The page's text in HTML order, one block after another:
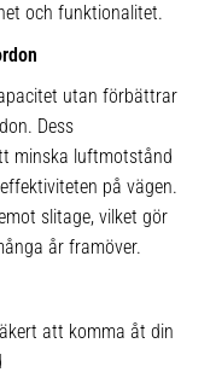
och funktionalitet.
utan förbättrar
Dess
minska luftmotstånd
på vägen.
slitage, vilket gör
år framöver.
att komma åt din